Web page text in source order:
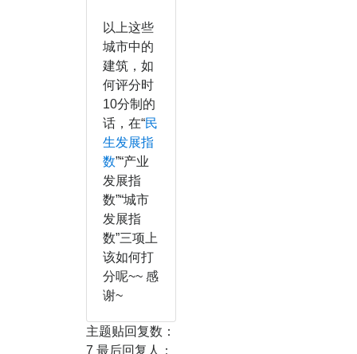
以上这些
城市中的
建筑，如
何评分时
10分制的
话，在“民
生发展指
数”“产业
发展指
数”“城市
发展指
数”三项上
该如何打
分呢~~ 感
谢~
主题贴回复数：
7 最后回复人：